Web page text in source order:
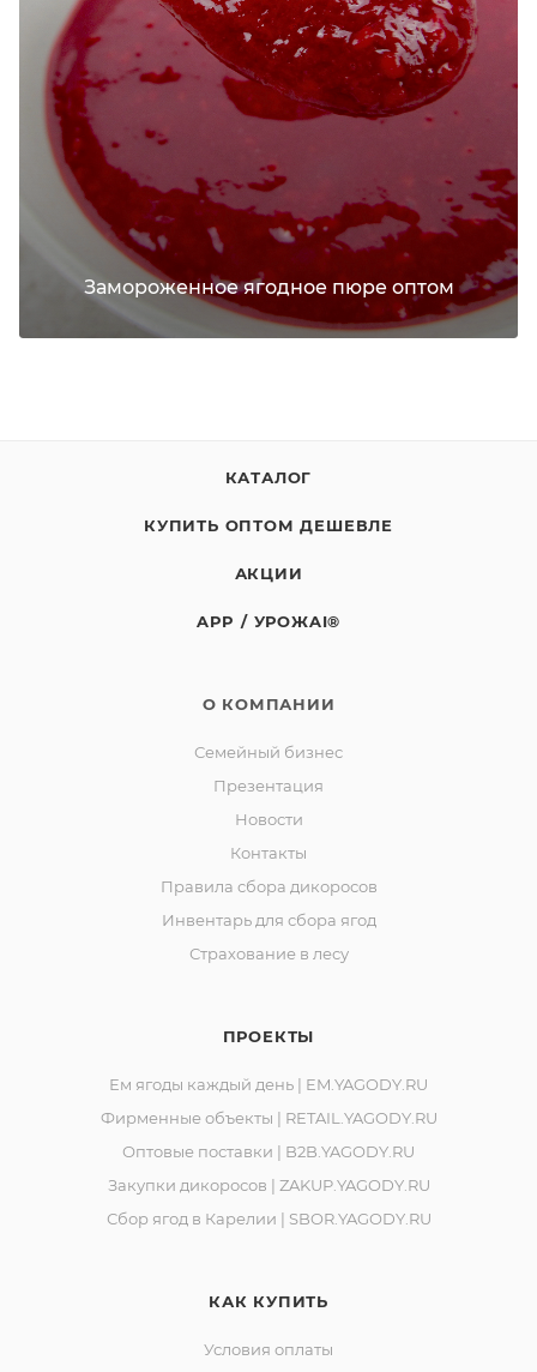
Замороженное ягодное пюре оптом
КАТАЛОГ
КУПИТЬ ОПТОМ ДЕШЕВЛЕ
АКЦИИ
APP / УРОЖAI®
О КОМПАНИИ
Семейный бизнес
Презентация
Новости
Контакты
Правила сбора дикоросов
Инвентарь для сбора ягод
Страхование в лесу
ПРОЕКТЫ
Ем ягоды каждый день | EM.YAGODY.RU
Фирменные объекты | RETAIL.YAGODY.RU
Оптовые поставки | B2B.YAGODY.RU
Закупки дикоросов | ZAKUP.YAGODY.RU
Сбор ягод в Карелии | SBOR.YAGODY.RU
КАК КУПИТЬ
Условия оплаты